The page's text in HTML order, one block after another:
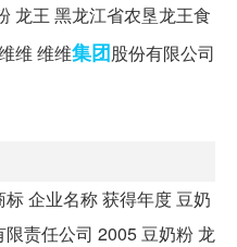
龙王 黑龙江省农垦龙王食
维 维维集团股份有限公司
企业名称 获得年度 豆奶
责任公司 2005 豆奶粉 龙